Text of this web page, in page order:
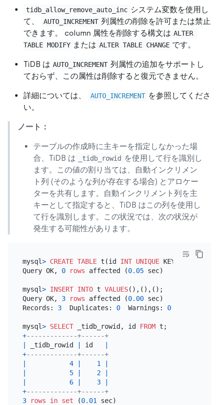
tidb_allow_remove_auto_inc システム変数を使用し
て、
AUTO_INCREMENT 列属性の削除を許可または禁止
できます。 column 属性を削除する構文は ALTER
TABLE MODIFY または ALTER TABLE CHANGE です。
TiDB は AUTO_INCREMENT 列属性の追加をサポートし
ておらず、この属性は削除すると復元できません。
詳細については、 AUTO_INCREMENT を参照してくださ
い。
ノート：
テーブルの作成時に主キーを指定しなかった場
合、TiDB は
_tidb_rowid
を使用して行を識別し
ます。この値の割り当ては、自動インクリメン
ト列 (そのような列が存在する場合) とアロケー
ターを共有します。自動インクリメント列を主
キーとして指定すると、TiDB はこの列を使用し
て行を識別します。この状況では、次の状況が
発生する可能性があります。
mysql> CREATE TABLE t(id INT UNIQUE KEY
Query OK, 0 rows affected (0.05 sec)
mysql> INSERT INTO t VALUES(),(),();
Query OK, 3 rows affected (0.00 sec)
Records: 3
  Duplicates:
0
  Warnings:
0
mysql> SELECT _tidb_rowid, id FROM
+-------------+------+
|
_tidb_rowid | id
|
+-------------+------+
|
4 | 1
|
|
5 | 2
|
|
6 | 3
|
+-------------+------+
3
rows in set (0.01